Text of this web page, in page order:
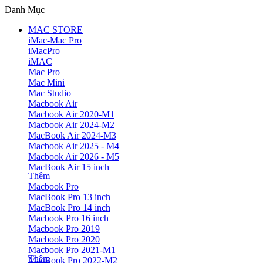
Danh Mục
MAC STORE
iMac-Mac Pro
iMacPro
iMAC
Mac Pro
Mac Mini
Mac Studio
Macbook Air
Macbook Air 2020-M1
Macbook Air 2024-M2
MacBook Air 2024-M3
Macbook Air 2025 - M4
Macbook Air 2026 - M5
MacBook Air 15 inch
Thêm
Macbook Pro
MacBook Pro 13 inch
MacBook Pro 14 inch
Macbook Pro 16 inch
Macbook Pro 2019
Macbook Pro 2020
Macbook Pro 2021-M1
MacBook Pro 2022-M2
Thêm